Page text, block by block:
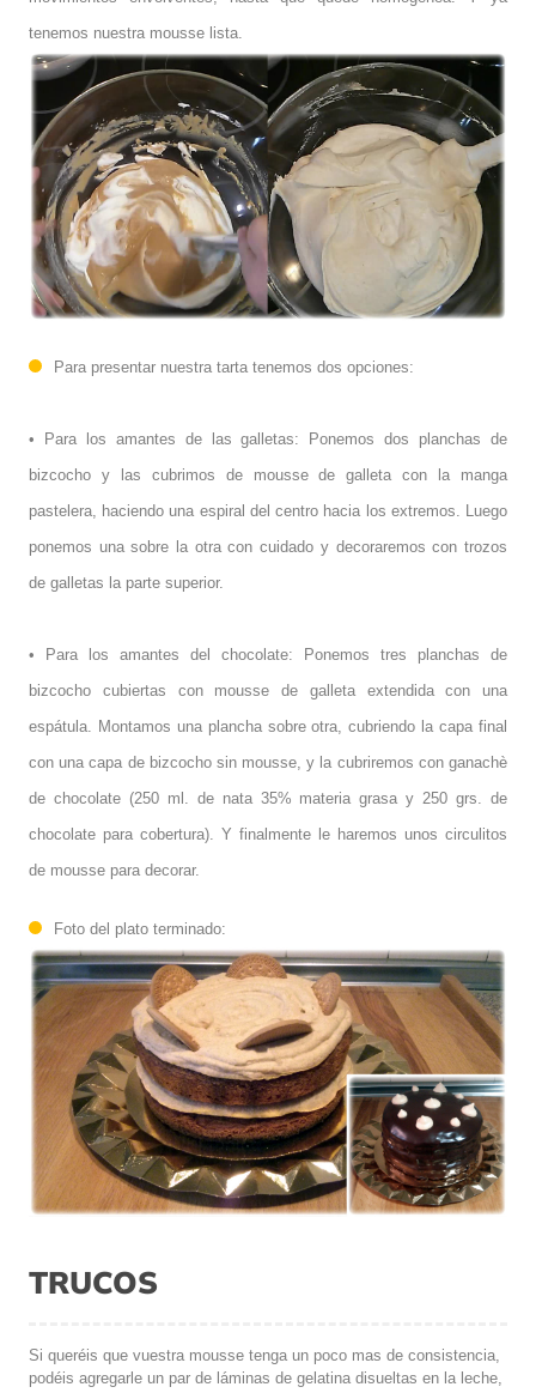
tenemos nuestra mousse lista.
Para presentar nuestra tarta tenemos dos opciones:
• Para los amantes de las galletas: Ponemos dos planchas de
bizcocho y las cubrimos de mousse de galleta con la manga
pastelera, haciendo una espiral del centro hacia los extremos. Luego
ponemos una sobre la otra con cuidado y decoraremos con trozos
de galletas la parte superior.
• Para los amantes del chocolate: Ponemos tres planchas de
bizcocho cubiertas con mousse de galleta extendida con una
espátula. Montamos una plancha sobre otra, cubriendo la capa final
con una capa de bizcocho sin mousse, y la cubriremos con ganachè
de chocolate (250 ml. de nata 35% materia grasa y 250 grs. de
chocolate para cobertura). Y finalmente le haremos unos circulitos
de mousse para decorar.
Foto del plato terminado:
TRUCOS
Si queréis que vuestra mousse tenga un poco mas de consistencia,
podéis agregarle un par de láminas de gelatina disueltas en la leche,